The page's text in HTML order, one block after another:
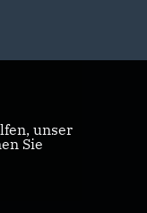
unser
Sie